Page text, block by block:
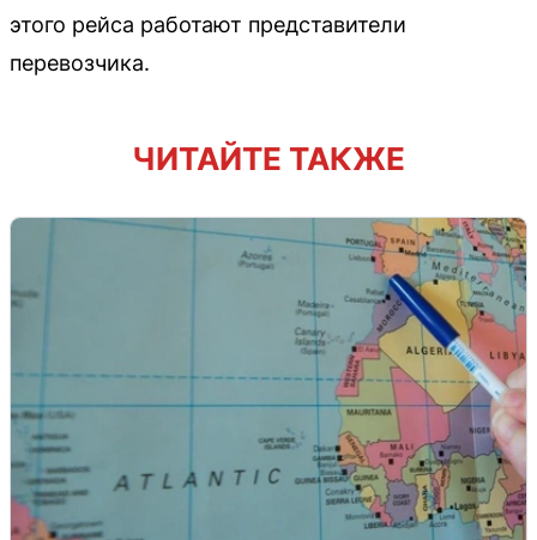
этого рейса работают представители
перевозчика.
ЧИТАЙТЕ ТАКЖЕ